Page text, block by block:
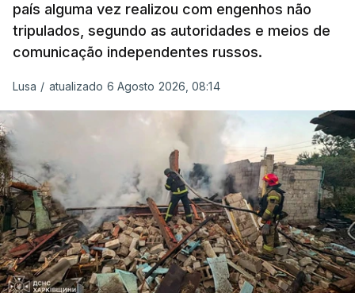
país alguma vez realizou com engenhos não
tripulados, segundo as autoridades e meios de
comunicação independentes russos.
Lusa / atualizado 6 Agosto 2026, 08:14